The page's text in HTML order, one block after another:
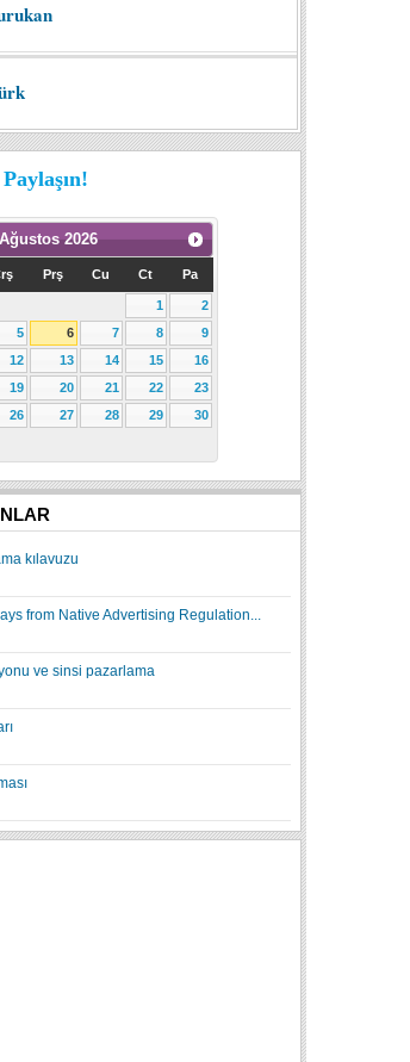
2026
Prş Cu Ct Pa
1
2
5 6 7 8
9
12 13 14 15
16
19 20 21 22
23
26 27 28 29
30
kılavuzu
from Native Advertising Regulation...
ve sinsi pazarlama